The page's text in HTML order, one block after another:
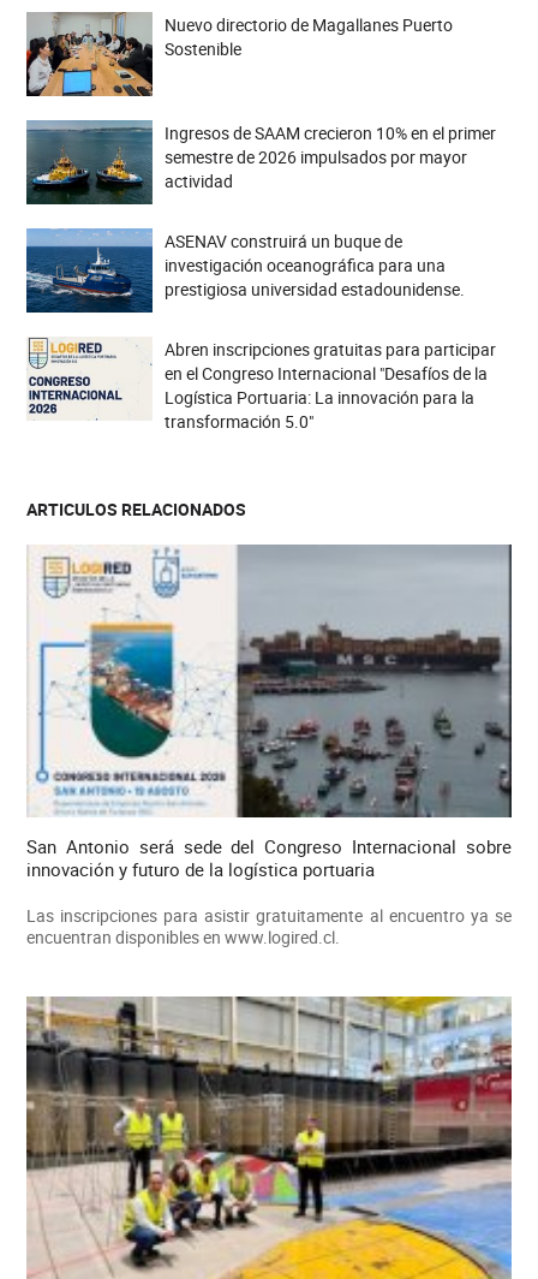
Nuevo directorio de Magallanes Puerto
Sostenible
Ingresos de SAAM crecieron 10% en el primer
semestre de 2026 impulsados por mayor
actividad
ASENAV construirá un buque de
investigación oceanográfica para una
prestigiosa universidad estadounidense.
Abren inscripciones gratuitas para participar
en el Congreso Internacional "Desafíos de la
Logística Portuaria: La innovación para la
transformación 5.0"
ARTICULOS RELACIONADOS
San Antonio será sede del Congreso Internacional sobre
innovación y futuro de la logística portuaria
Las inscripciones para asistir gratuitamente al encuentro ya se
encuentran disponibles en www.logired.cl.